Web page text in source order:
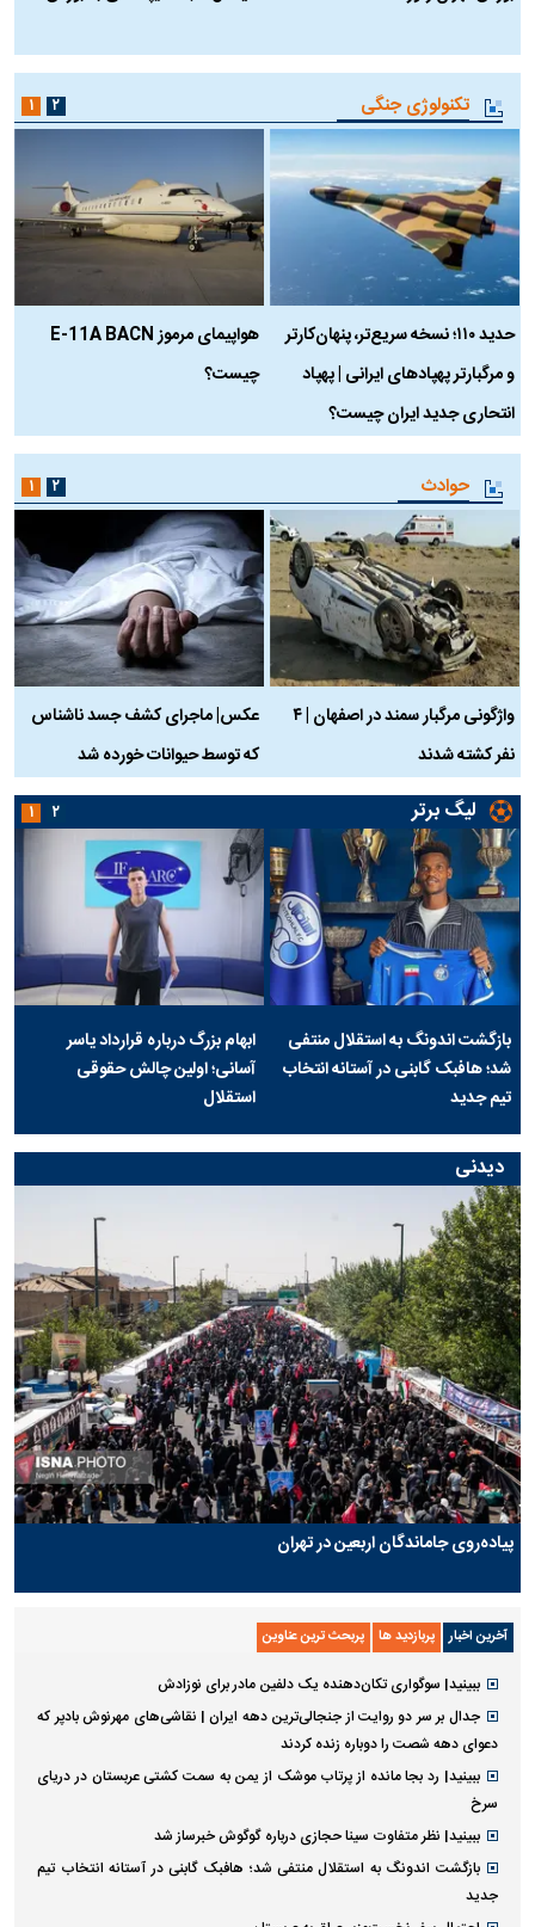
تکنولوژی جنگی
حدید ۱۱۰؛ نسخه سریع‌تر، پنهان‌کارتر
و مرگبارتر پهپادهای ایرانی | پهپاد
انتحاری جدید ایران چیست؟
هواپیمای مرموز E-11A BACN
چیست؟
۱ ۲
حوادث
واژگونی مرگبار سمند در اصفهان | ۴
نفر کشته شدند
عکس| ماجرای کشف جسد ناشناس
که توسط حیوانات خورده شد
۱ ۲
لیگ برتر
بازگشت اندونگ به استقلال منتفی
شد؛ هافبک گابنی در آستانه انتخاب
تیم جدید
ابهام بزرگ درباره قرارداد یاسر
آسانی؛ اولین چالش حقوقی
استقلال
۱ ۲
دیدنی
پیاده‌روی جاماندگان اربعین در تهران
آخرین اخبار پربازدید ها پربحث ترین عناوین
ببینید| سوگواری تکان‌دهنده یک دلفین مادر برای نوزادش
جدال بر سر دو روایت از جنجالی‌ترین دهه ایران | نقاشی‌های مهرنوش بادپر که
دعوای دهه شصت را دوباره زنده کردند
ببینید| رد بجا مانده از پرتاب موشک از یمن به سمت کشتی عربستان در دریای
سرخ
ببینید| نظر متفاوت سینا حجازی درباره گوگوش خبرساز شد
بازگشت اندونگ به استقلال منتفی شد؛ هافبک گابنی در آستانه انتخاب تیم
جدید